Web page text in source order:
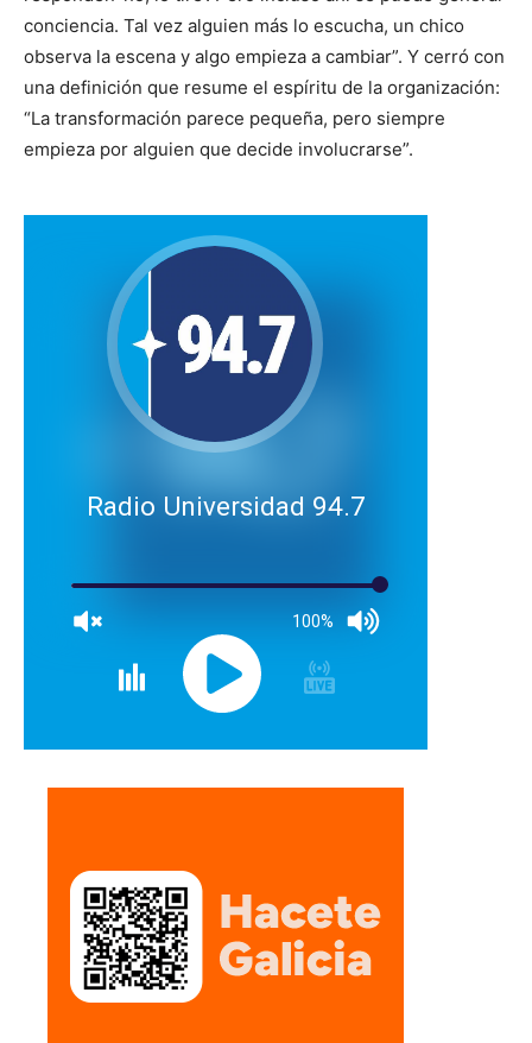
conciencia. Tal vez alguien más lo escucha, un chico
observa la escena y algo empieza a cambiar”. Y cerró con
una definición que resume el espíritu de la organización:
“La transformación parece pequeña, pero siempre
empieza por alguien que decide involucrarse”.
Radio Universidad 94.7
100%